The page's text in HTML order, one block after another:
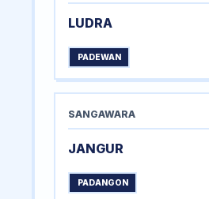
LUDRA
PADEWAN
SANGAWARA
JANGUR
PADANGON